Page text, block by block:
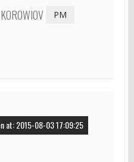
KOROWIOV PM
at: 2015-08-03 17:09:25